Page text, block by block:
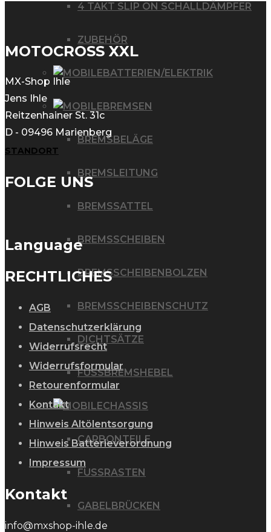
4 TAKT SLIP ON SCHALLDÄMPFER
ZUBEHÖR
BATTERIEN/ELEKTRIK
BREMSEN
BREMSBELÄGE
BREMSLEITUNG
BREMSSATTEL
BREMSSCHEIBEN
BREMSSCHEIBENBOLZEN
BREMSSCHEIBENSCHUTZ
DICHTSÄTZE
FUSSBREMSHEBEL
CHASSIS
CARBONTEILE
FUSSRASTEN
GABELBRÜCKEN
MOTOCROSS XXL
MX-Shop Ihle
Jens Ihle
Reitzenhainer St. 31c
D - 09496 Marienberg
STANDORT
FOLGE UNS
Language
RECHTLICHES
AGB
Datenschutzerklärung
Widerrufsrecht
Widerrufsformular
Retourenformular
Kontakt
Hinweis Altölentsorgung
Hinweis Batterieverordnung
Impressum
Kontakt
info@mxshop-ihle.de